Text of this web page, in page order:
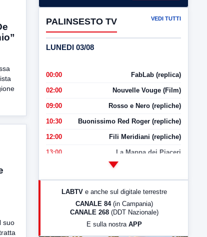
suo
PALINSESTO TV VEDI TUTTI
LUNEDI 03/08
00:00 FabLab (replica)
02:00 Nouvelle Vouge (Film)
09:00 Rosso e Nero (repliche)
10:30 Buonissimo Red Roger (repliche)
12:00 Fili Meridiani (repliche)
13:00 La Mappa dei Piaceri
LabNews (Diretta)
LABTV e anche sul digitale terrestre
CANALE 84 (in Campania)
CANALE 268 (DDT Nazionale)
E sulla nostra APP